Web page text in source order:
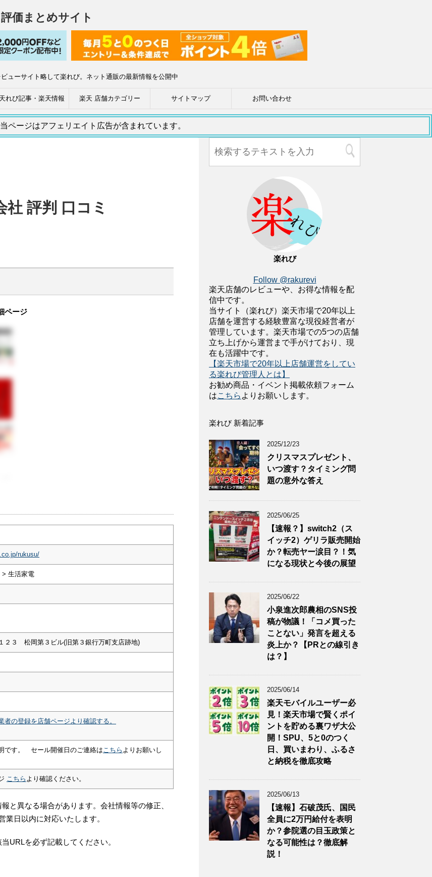
価まとめサイト
ューサイト略して楽れび。ネット通販の最新情報を公開中
れび記事・楽天情報 楽天 店舗カテゴリー サイトマップ お問い合わせ
当ページはアフェリエイト広告が含まれています。
評判 口コミ
ページ
rukusu/
> 生活家電
２３ 松岡第３ビル(旧第３銀行万町支店跡地)
者の登録を店舗ページより確認する。
です。 セール開催日のご連絡は こちら よりお願いし
こちら より確認ください。
と異なる場合があります。会社情報等の修正、
業日以内に対応いたします。
URLを必ず記載してください。
楽れび
Follow @rakurevi
楽天店舗のレビューや、お得な情報を配
信中です。
当サイト（楽れび）楽天市場で20年以上
店舗を運営する経験豊富な現役経営者が
管理しています。楽天市場での5つの店舗
立ち上げから運営まで手がけており、現
在も活躍中です。
【楽天市場で20年以上店舗運営をしてい
る楽れび管理人とは】
お勧め商品・イベント掲載依頼フォーム
はこちら よりお願いします。
楽れび 新着記事
2025/12/23
クリスマスプレゼント、
いつ渡す？タイミング問
題の意外な答え
2025/06/25
【速報？】switch2（ス
イッチ2）ゲリラ販売開始
か？転売ヤー涙目？！気
になる現状と今後の展望
2025/06/22
小泉進次郎農相のSNS投
稿が物議！「コメ買った
ことない」発言を超える
炎上か？【PRとの線引き
は？】
2025/06/14
楽天モバイルユーザー必
見！楽天市場で賢くポイ
ントを貯める裏ワザ大公
開！SPU、5と0のつく
日、買いまわり、ふるさ
と納税を徹底攻略
2025/06/13
【速報】石破茂氏、国民
全員に2万円給付を表明
か？参院選の目玉政策と
なる可能性は？徹底解
説！